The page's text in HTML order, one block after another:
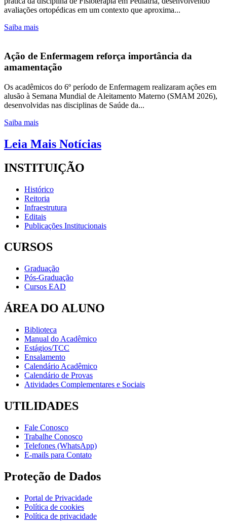
avaliações ortopédicas em um contexto que aproxima...
Saiba mais
Ação de Enfermagem reforça importância da
amamentação
Os acadêmicos do 6º período de Enfermagem realizaram ações em
alusão à Semana Mundial de Aleitamento Materno (SMAM 2026),
desenvolvidas nas disciplinas de Saúde da...
Saiba mais
Leia Mais Notícias
INSTITUIÇÃO
Histórico
Reitoria
Infraestrutura
Editais
Publicações Institucionais
CURSOS
Graduação
Pós-Graduação
Cursos EAD
ÁREA DO ALUNO
Biblioteca
Manual do Acadêmico
Estágios/TCC
Ensalamento
Calendário Acadêmico
Calendário de Provas
Atividades Complementares e Sociais
UTILIDADES
Fale Conosco
Trabalhe Conosco
Telefones (WhatsApp)
E-mails para Contato
Proteção de Dados
Portal de Privacidade
Política de cookies
Política de privacidade